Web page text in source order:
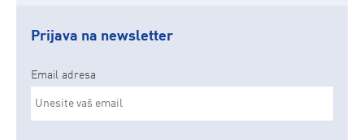
Prijava na newsletter
Email adresa